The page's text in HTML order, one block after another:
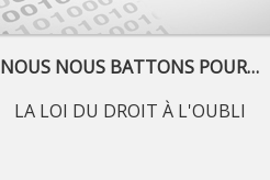
NOUS NOUS BATTONS POUR…
LA LOI DU DROIT À L'OUBLI